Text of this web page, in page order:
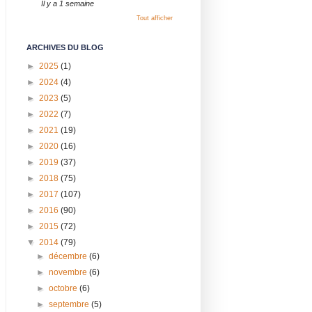
Il y a 1 semaine
Tout afficher
ARCHIVES DU BLOG
► 2025 (1)
► 2024 (4)
► 2023 (5)
► 2022 (7)
► 2021 (19)
► 2020 (16)
► 2019 (37)
► 2018 (75)
► 2017 (107)
► 2016 (90)
► 2015 (72)
▼ 2014 (79)
►décembre(6)
►novembre(6)
►octobre(6)
►septembre(5)